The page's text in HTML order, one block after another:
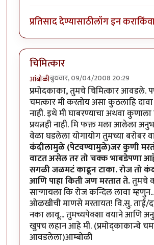
प्रतिसाद देण्यासाठीलॉग इन करा
चिमित्कार
आंबोळीबुधवार, 09/04/2008 20:29
प्रमोदकाका, तुमचे चिमित्कार आवडले.
चमत्कार मी करतोय असा कुठलाहि
नाही. इथे मी घाबरण्याचा अथवा कुणाला
प्रयत्नही नाही. मि फक्त मला आलेला
वेळा घडलेला योगायोग तुमच्या बरोबर
कंदीलामुळे (पेटवण्यामुळे)जर कुणी
वाटत असेल तर तो चक्क भाबडेपणा
सगळी जळमटं काढून टाका. रोज तो
आणि पाहा किती जण मरतात ते.तुमचे
सान्गायला कि रोज कन्दिल लावा
ओळखीची माणसे मरतायत! वि.सु. ताई/
नका लावू... तुमच्यपेक्शा वयाने आणि
खुपच लहान आहे मी. (प्रमोद्काकान्चे
आवडलेला)आम्बोळी